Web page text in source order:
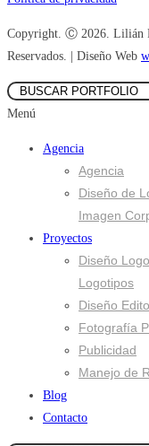
Copyright. Ⓒ 2026. Lilián
Reservados. | Diseño Web
Menú
Agencia
Agencia
Diseño de
Imagen
Proyectos
Diseño
Logotipos
Diseño
Fotografía
Publicidad
Manejo de
Blog
Contacto